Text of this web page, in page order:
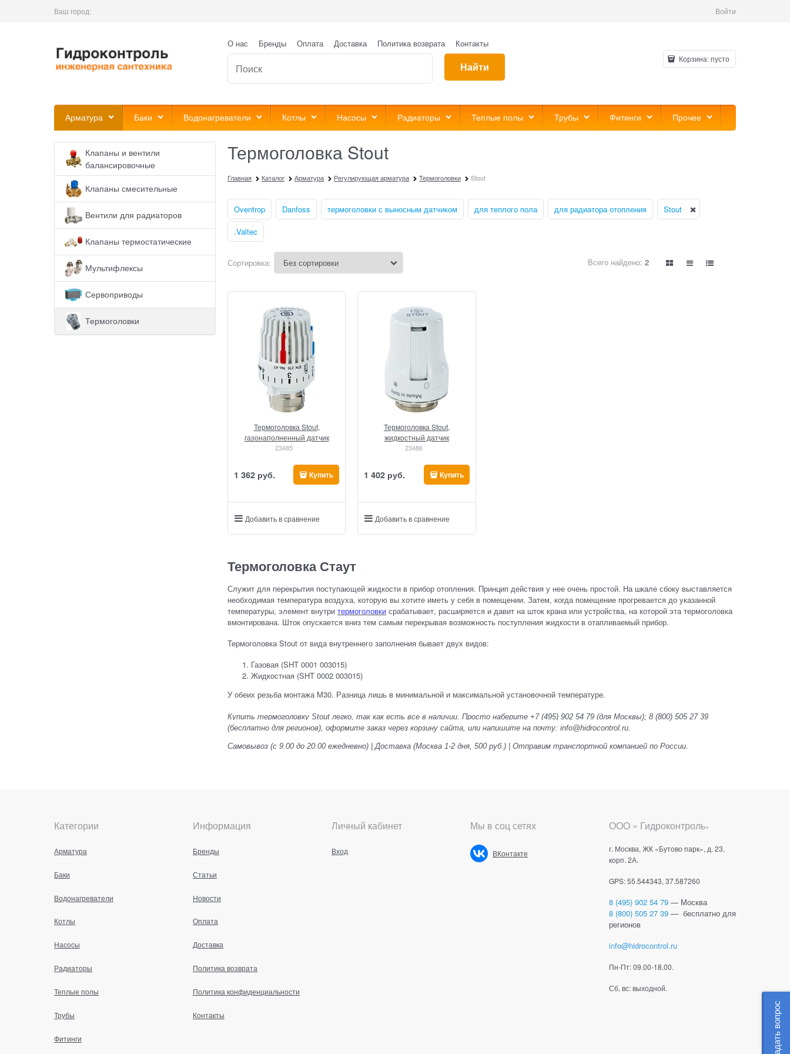
Ваш город: Войти
О нас Бренды Оплата Доставка Политика возврата Контакты
Найти
Корзина:пусто
Арматура Баки Водонагреватели Котлы Насосы Радиаторы Теплые полы Трубы Фитинги Прочее
Клапаны и вентили
балансировочные
Клапаны смесительные
Вентили для радиаторов
Клапаны термостатические
Мультифлексы
Сервоприводы
Термоголовки
Термоголовка Stout
Главная Каталог Арматура Регулирующая арматура Термоголовки Stout
Oventrop Danfoss термоголовки с выносным датчиком для теплого пола для радиатора отопления
Stout
.Valtec
Сортировка: Всего найдено: 2
Термоголовка Stout,
газонаполненный датчик
23485
1 362 руб. Купить
Добавить в сравнение
Термоголовка Stout,
жидкостный датчик
23486
1 402 руб. Купить
Добавить в сравнение
Термоголовка Стаут
Служит для перекрытия поступающей жидкости в прибор отопления. Принцип действия у нее очень простой. На шкале сбоку выставляется
необходимая температура воздуха, которую вы хотите иметь у себя в помещении. Затем, когда помещение прогревается до указанной
температуры, элемент внутри термоголовки срабатывает, расширяется и давит на шток крана или устройства, на которой эта термоголовка
вмонтирована. Шток опускается вниз тем самым перекрывая возможность поступления жидкости в отапливаемый прибор.
Термоголовка Stout от вида внутреннего заполнения бывает двух видов:
Газовая (SHT 0001 003015)
Жидкостная (SHT 0002 003015)
У обеих резьба монтажа М30. Разница лишь в минимальной и максимальной установочной температуре.
Купить термоголовку Stout легко, так как есть все в наличии. Просто наберите +7 (495) 902 54 79 (для Москвы); 8 (800) 505 27 39
(бесплатно для регионов), оформите заказ через корзину сайта, или напишите на почту: info@hidrocontrol.ru.
Самовывоз (с 9.00 до 20.00 ежедневно) | Доставка (Москва 1-2 дня, 500 руб.) | Отправим транспортной компанией по России.
Категории
Арматура
Баки
Водонагреватели
Котлы
Насосы
Радиаторы
Теплые полы
Трубы
Фитинги
Информация
Бренды
Статьи
Новости
Оплата
Доставка
Политика возврата
Политика конфиденциальности
Контакты
Личный кабинет
Вход
Мы в соц сетях
ВКонтакте
ООО « Гидроконтроль»
г. Москва, ЖК «Бутово парк», д. 23,
корп. 2А.
GPS: 55.544343, 37.587260
8 (495) 902 54 79 — Москва
8 (800) 505 27 39 — бесплатно для
регионов
info@hidrocontrol.ru
Пн-Пт: 09.00-18.00.
Сб, вс: выходной.
Задать вопрос